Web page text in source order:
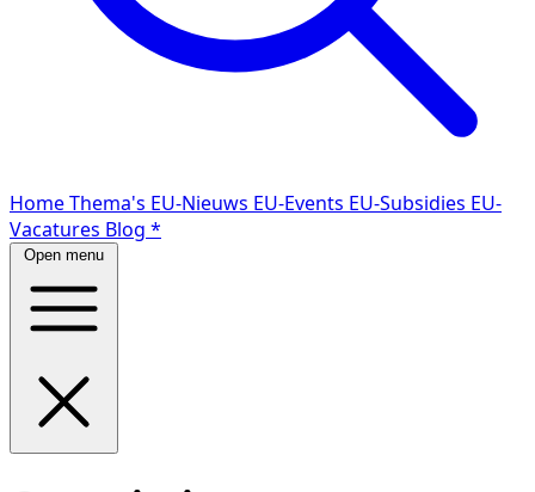
HomeThema's EU-Nieuws EU-Events EU-Subsidies EU-
Vacatures Blog *
Open menu